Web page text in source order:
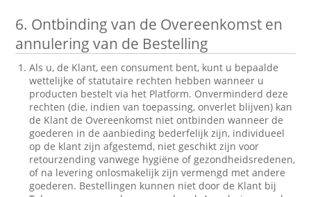
6. Ontbinding van de Overeenkomst en
annulering van de Bestelling
Als u, de Klant, een consument bent, kunt u bepaalde
wettelijke of statutaire rechten hebben wanneer u
producten bestelt via het Platform. Onverminderd deze
rechten (die, indien van toepassing, onverlet blijven) kan
de Klant de Overeenkomst niet ontbinden wanneer de
goederen in de aanbieding bederfelijk zijn, individueel
op de klant zijn afgestemd, niet geschikt zijn voor
retourzending vanwege hygiëne of gezondheidsredenen,
of na levering onlosmakelijk zijn vermengd met andere
goederen. Bestellingen kunnen niet door de Klant bij